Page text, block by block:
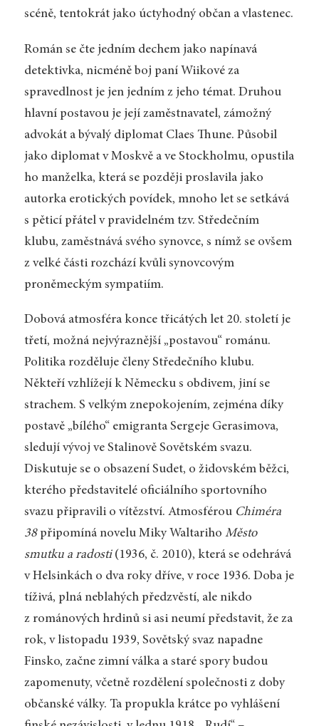
scéně, tentokrát jako úctyhodný občan a vlastenec.
Román se čte jedním dechem jako napínavá
detektivka, nicméně boj paní Wiikové za
spravedlnost je jen jedním z jeho témat. Druhou
hlavní postavou je její zaměstnavatel, zámožný
advokát a bývalý diplomat Claes Thune. Působil
jako diplomat v Moskvě a ve Stockholmu, opustila
ho manželka, která se později proslavila jako
autorka erotických povídek, mnoho let se setkává
s pěticí přátel v pravidelném tzv. Středečním
klubu, zaměstnává svého synovce, s nímž se ovšem
z velké části rozchází kvůli synovcovým
proněmeckým sympatiím.
Dobová atmosféra konce třicátých let 20. století je
třetí, možná nejvýraznější „postavou“ románu.
Politika rozděluje členy Středečního klubu.
Někteří vzhlížejí k Německu s obdivem, jiní se
strachem. S velkým znepokojením, zejména díky
postavě „bílého“ emigranta Sergeje Gerasimova,
sledují vývoj ve Stalinově Sovětském svazu.
Diskutuje se o obsazení Sudet, o židovském běžci,
kterého představitelé oficiálního sportovního
svazu připravili o vítězství. Atmosférou Chiméra
38připomíná novelu Miky Waltariho Město
smutku a radosti(1936, č. 2010), která se odehrává
v Helsinkách o dva roky dříve, v roce 1936. Doba je
tíživá, plná neblahých předzvěstí, ale nikdo
z románových hrdinů si asi neumí představit, že za
rok, v listopadu 1939, Sovětský svaz napadne
Finsko, začne zimní válka a staré spory budou
zapomenuty, včetně rozdělení společnosti z doby
občanské války. Ta propukla krátce po vyhlášení